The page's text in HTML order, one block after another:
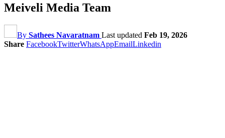
Meiveli Media Team
By Sathees Navaratnam Last updated Feb 19, 2026
Share FacebookTwitterWhatsAppEmailLinkedin